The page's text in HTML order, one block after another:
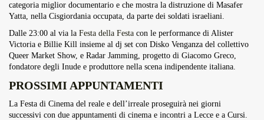
categoria miglior documentario e che mostra la distruzione di Masafer
Yatta, nella Cisgiordania occupata, da parte dei soldati israeliani.
Dalle 23:00 al via la Festa della Festa con le performance di Alister
Victoria e Billie Kill insieme al dj set con Disko Venganza del collettivo
Queer Market Show, e Radar Jamming, progetto di Giacomo Greco,
fondatore degli Inude e produttore nella scena indipendente italiana.
PROSSIMI APPUNTAMENTI
La Festa di Cinema del reale e dell’irreale proseguirà nei giorni
successivi con due appuntamenti di cinema e incontri a Lecce e a Cursi.